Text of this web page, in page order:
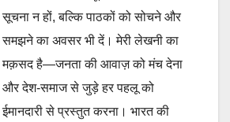
सूचना न हों, बल्कि पाठकों को सोचने और
समझने का अवसर भी दें। मेरी लेखनी का
मक़सद है—जनता की आवाज़ को मंच देना
और देश-समाज से जुड़े हर पहलू को
ईमानदारी से प्रस्तुत करना। भारत की